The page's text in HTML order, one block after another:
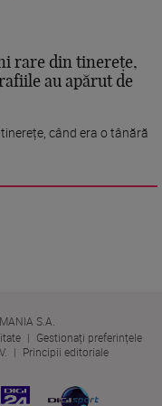
rare din tinerețe,
au apărut de
când era o tânără
S.A.
Gestionați preferințele
Principii editoriale